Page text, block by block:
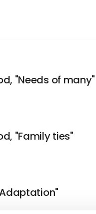
"Needs of many"
"Family ties"